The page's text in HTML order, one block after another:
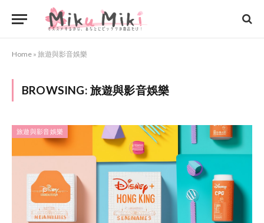
Home » 旅遊與影音娛樂
BROWSING: 旅遊與影音娛樂
旅遊與影音娛樂